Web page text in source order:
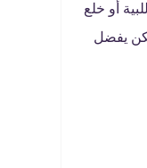
أو خلع
يفضل